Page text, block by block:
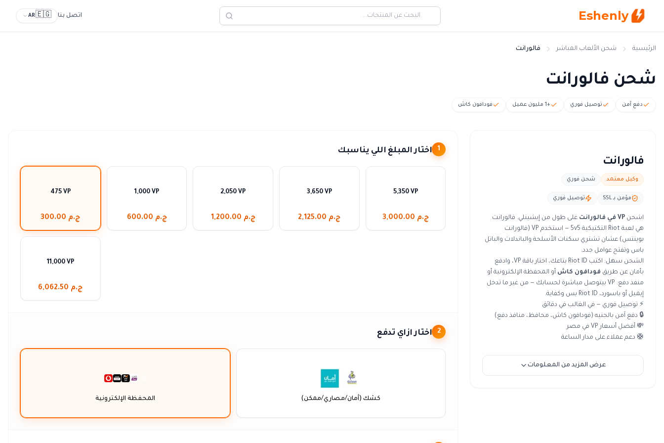
Eshenly اتصل بنا 🇪🇬
AR
الرئيسية شحن الألعاب المباشر فالورانت
شحن فالورانت
دفع آمن توصيل فوري +1 مليون عميل فودافون كاش
فالورانت
وكيل معتمد شحن فوري
مؤمن بـ SSL توصيل فوري
اشحن VP في فالورانت
على طول من إيشينلي. فالورانت
هي لعبة Riot التكتيكية 5v5 — استخدم VP (فالورانت
بوينتس) عشان تشتري سكنات الأسلحة والباندلات والباتل
باس وتفتح عوامل جدد.
الشحن سهل: اكتب Riot ID بتاعك، اختار باقة VP، وادفع
بأمان عن طريق فودافون كاش أو المحفظة الإلكترونية أو
منفذ دفع. VP بيتوصل مباشرة لحسابك — من غير ما تدخل
إيميل أو باسورد، Riot ID بس وكفاية.
⚡ توصيل فوري — في الغالب في دقائق
🔒 دفع آمن بالجنيه (فودافون كاش، محافظ، منافذ دفع)
💸 أفضل أسعار VP في مصر
🛟 دعم عملاء على مدار الساعة
عرض المزيد من المعلومات
1 اختار المبلغ اللي يناسبك
475 VP
ج.م 300.00
1,000 VP
ج.م 600.00
2,050 VP
ج.م 1,200.00
3,650 VP
ج.م 2,125.00
5,350 VP
ج.م 3,000.00
11,000 VP
ج.م 6,062.50
2 اختار ازاي تدفع
المحفظة الإلكترونية كشك (أمان/مصاري/ممكن)